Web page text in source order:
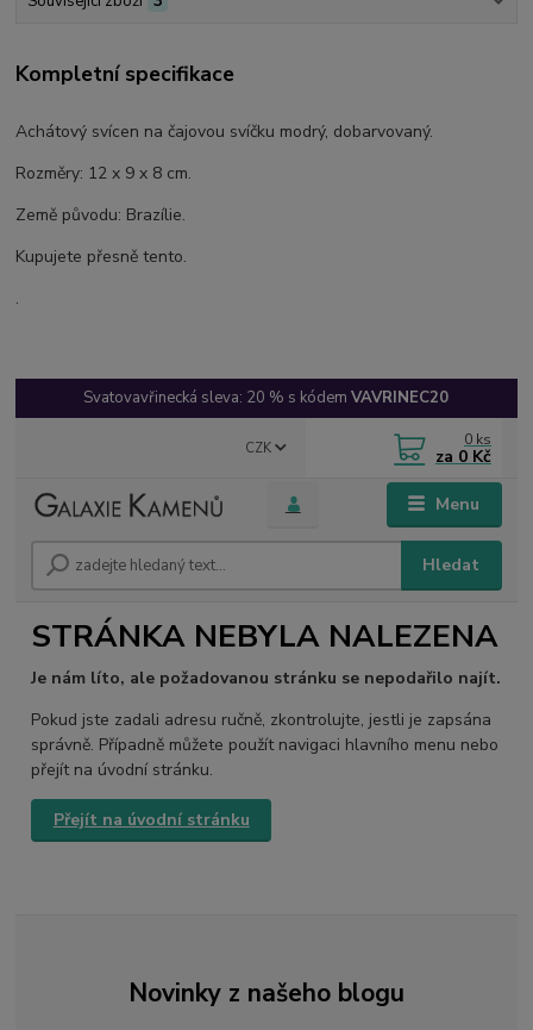
Kompletní specifikace
Achátový svícen na čajovou svíčku modrý, dobarvovaný.
Rozměry: 12 x 9 x 8 cm.
Země původu: Brazílie.
Kupujete přesně tento.
.
Svatovavřinecká sleva: 20 % s kódemVAVRINEC20
Menu
CZK
Hledat
0 ks
za 0 Kč
STRÁNKA NEBYLA NALEZENA
Je nám líto, ale požadovanou stránku se nepodařilo najít.
Pokud jste zadali adresu ručně, zkontrolujte, jestli je zapsána
správně. Případně můžete použít navigaci hlavního menu nebo
přejít na úvodní stránku.
Přejít na úvodní stránku
Novinky z našeho blogu